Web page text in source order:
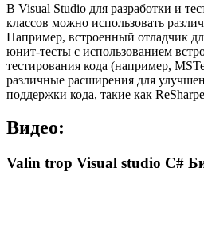
В Visual Studio для разработки и
классов можно использовать
Например, встроенный отладчик
юнит-тесты с использованием
тестирования кода (например,
различные расширения для
поддержки кода, такие как
Видео:
Valin trop Visual studio С#